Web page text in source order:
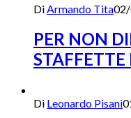
Di Armando Tita
PER NON
Di Leonardo Pisani